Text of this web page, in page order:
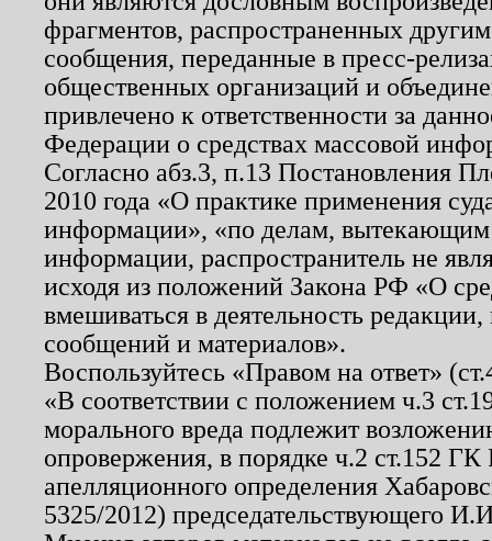
фрагментов, распространенных
сообщения, переданные в пресс-
общественных организаций и
привлечено к ответственности за
Федерации о средствах массовой
Согласно абз.3, п.13 Постановления
2010 года «О практике применения
информации», «по делам, вытекающим
информации, распространитель не
исходя из положений Закона РФ «О
вмешиваться в деятельность
сообщений и материалов».
Воспользуйтесь «Правом на ответ»
«В соответствии с положением ч.3
морального вреда подлежит
опровержения, в порядке ч.2 ст.152
апелляционного определения
5325/2012) председательствующего